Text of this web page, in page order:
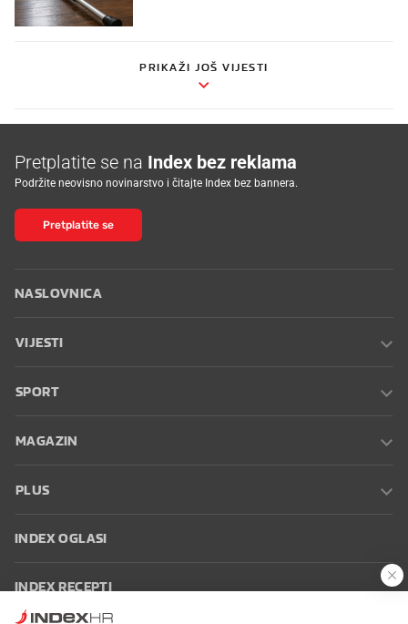
PRIKAŽI JOŠ VIJESTI
Pretplatite se na Index bez reklama
Podržite neovisno novinarstvo i čitajte Index bez bannera.
Pretplatite se
NASLOVNICA
VIJESTI
SPORT
MAGAZIN
PLUS
INDEX OGLASI
INDEX RECEPTI